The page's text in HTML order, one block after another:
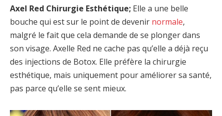
Axel Red Chirurgie Esthétique; Elle a une belle
bouche qui est sur le point de devenir normale,
malgré le fait que cela demande de se plonger dans
son visage. Axelle Red ne cache pas qu’elle a déjà reçu
des injections de Botox. Elle préfère la chirurgie
esthétique, mais uniquement pour améliorer sa santé,
pas parce qu’elle se sent mieux.